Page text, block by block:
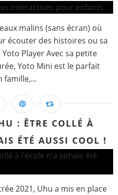
malins (sans écran) où
écouter des histoires ou sa
Player Avec sa petite
Yoto Mini est le parfait
famille,...
: ÊTRE COLLÉ À
ÉTÉ AUSSI COOL !
2021, Uhu a mis en place